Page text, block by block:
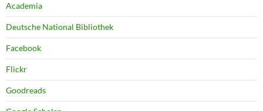
Academia
Deutsche National Bibliothek
Facebook
Flickr
Goodreads